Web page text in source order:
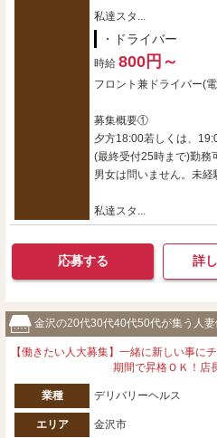
私達スタ...
・ドライバー
時給 800円～
フロント兼ドライバー(
募集概要①
夕方18:00若しくは、
(最終受付25時まで)勤務
男女は問いません。未経
私達スタ...
応募する 詳
金沢の20代30代40代50代が集う人
【働きたい人大募集】一緒に新しい事に
期間で昇格ＯＫ！店
業種 デリバリーヘルス
エリア 金沢市